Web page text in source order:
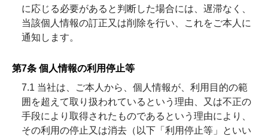
に応じる必要があると判断した場合には、遅滞なく、
当該個人情報の訂正又は削除を行い、これをご本人に
通知します。
第7条 個人情報の利用停止等
7.1 当社は、ご本人から、個人情報が、利用目的の範
囲を超えて取り扱われているという理由、又は不正の
手段により取得されたものであるという理由により、
その利用の停止又は消去（以下「利用停止等」といい